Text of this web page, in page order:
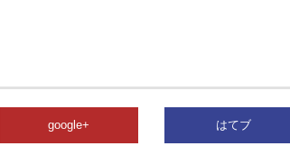
google+ はてブ